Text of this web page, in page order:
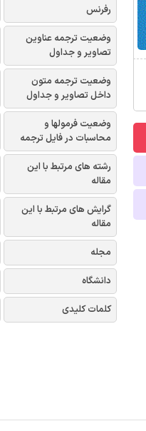
رفرنس
وضعیت ترجمه عناوین
تصاویر و جداول
وضعیت ترجمه متون
داخل تصاویر و جداول
وضعیت فرمولها و
محاسبات در فایل ترجمه
رشته های مرتبط با این
مقاله
گرایش های مرتبط با این
مقاله
مجله
دانشگاه
کلمات کلیدی